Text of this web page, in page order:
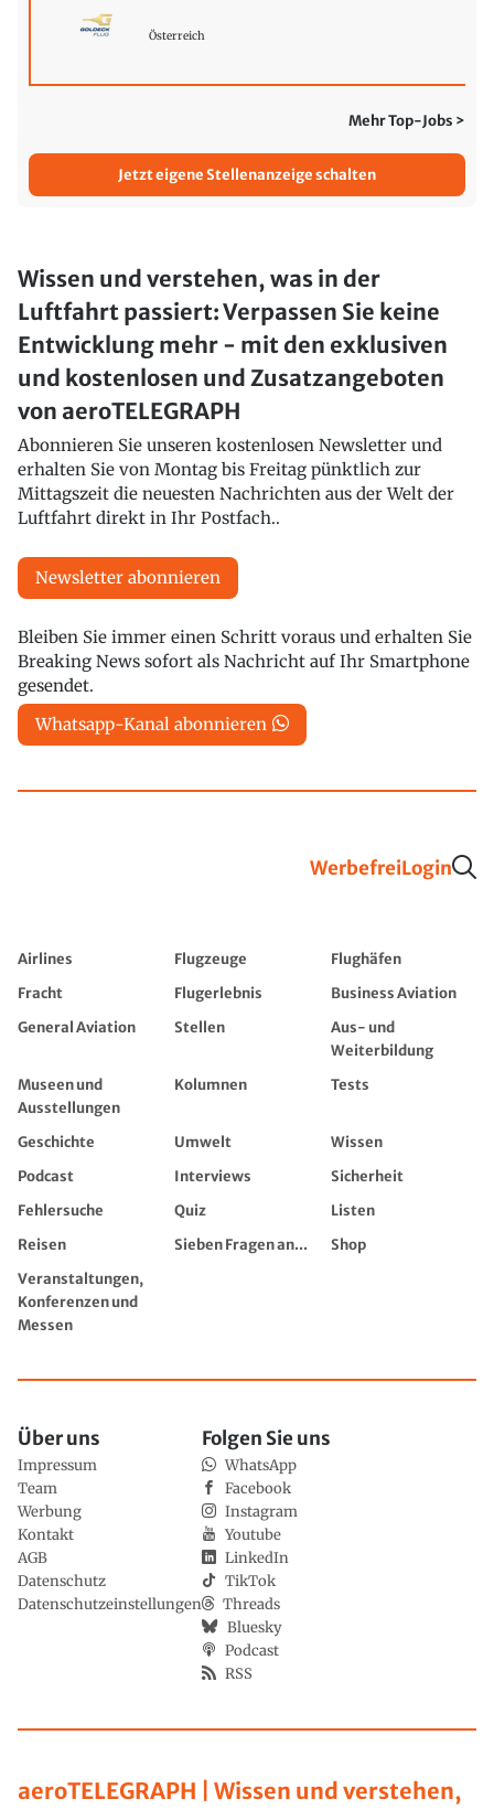
Österreich
Mehr Top-Jobs >
Jetzt eigene Stellenanzeige schalten
Wissen und verstehen, was in der
Luftfahrt passiert: Verpassen Sie keine
Entwicklung mehr - mit den exklusiven
und kostenlosen und Zusatzangeboten
von aeroTELEGRAPH
Abonnieren Sie unseren kostenlosen Newsletter und
erhalten Sie von Montag bis Freitag pünktlich zur
Mittagszeit die neuesten Nachrichten aus der Welt der
Luftfahrt direkt in Ihr Postfach..
Newsletter abonnieren
Bleiben Sie immer einen Schritt voraus und erhalten Sie
Breaking News sofort als Nachricht auf Ihr Smartphone
gesendet.
Whatsapp-Kanal abonnieren
WerbefreiLogin
Airlines Flugzeuge
Flughäfen
Fracht
Flugerlebnis
Business Aviation
General Aviation
Stellen
Aus- und
Weiterbildung
Museen und
Ausstellungen
Kolumnen Tests
Geschichte Umwelt
Wissen
Podcast
Interviews
Sicherheit
Fehlersuche
Quiz
Listen
Reisen
Sieben Fragen an...
Shop
Veranstaltungen,
Konferenzen und
Messen
aeroTELEGRAPH | Wissen und verstehen,
Über uns
Impressum
Team
Werbung
Kontakt
AGB
Datenschutz
Datenschutzeinstellungen
Folgen Sie uns
WhatsApp
Facebook
Instagram
Youtube
LinkedIn
TikTok
Threads
Bluesky
Podcast
RSS